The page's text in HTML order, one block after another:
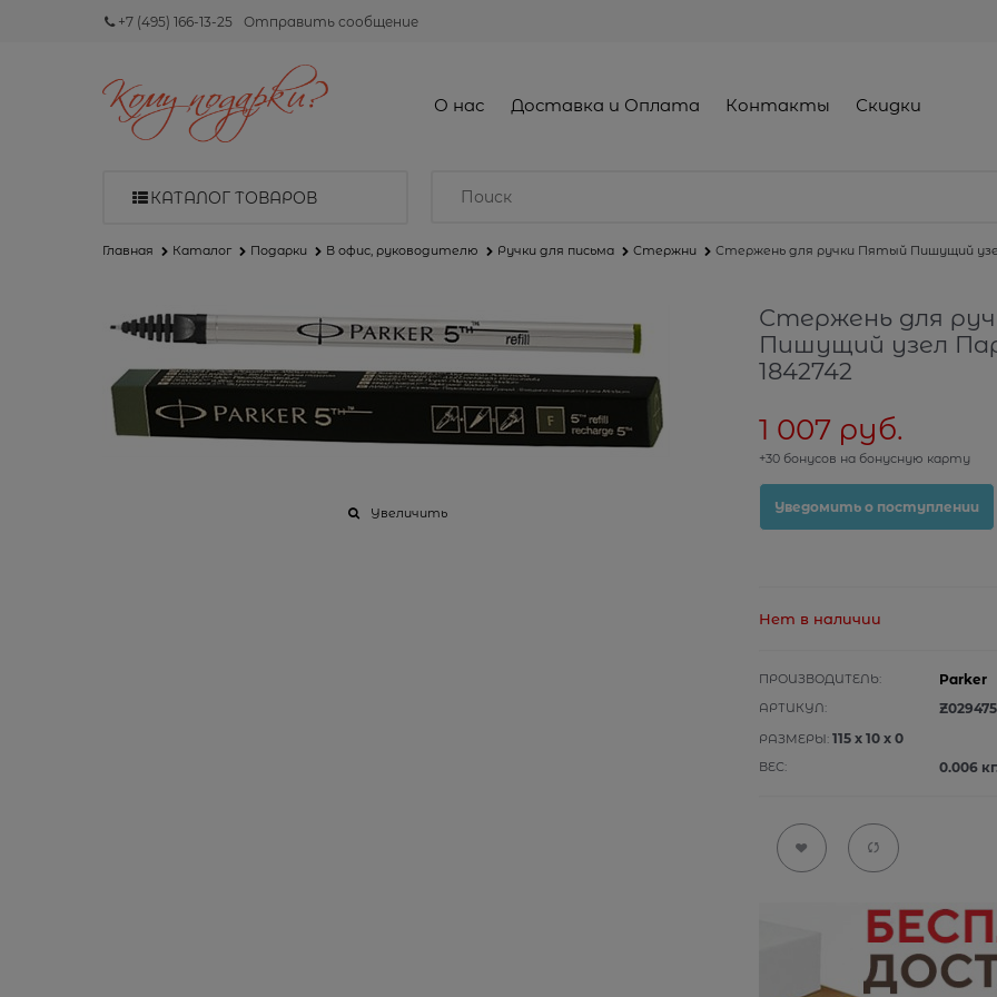
+7 (495) 166-13-25 Отправить сообщение
О нас Доставка и Оплата Контакты Скидки
КАТАЛОГ ТОВАРОВ
Главная Каталог Подарки В офис, руководителю Ручки для письма Стержни Стержень для ручки Пятый Пишущий
Увеличить
Стержень для
Пишущий узел
1842742
1 007 руб.
+30 бонусов на бонусную карту
Уведомить о поступлении
Нет в наличии
ПРОИЗВОДИТЕЛЬ: Parker
АРТИКУЛ: Z029475
РАЗМЕРЫ: 115 x 10 x 0
ВЕС: 0.006